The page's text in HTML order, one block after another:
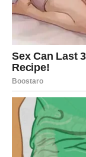
problem koji ih
Pred vama su
nego u
pažnje i
stabilnost u
Jedna
vas